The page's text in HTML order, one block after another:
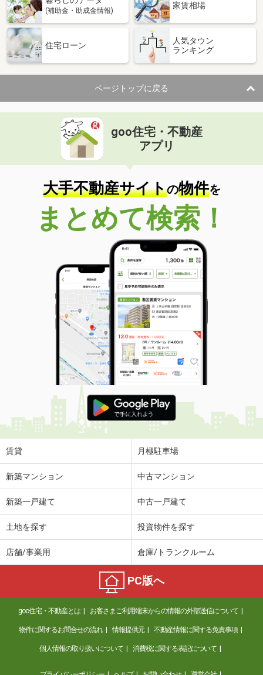
佐賀県鳥栖市田代本町
住 所
佐賀県鳥栖市田代本町
専有面積 23.18m²
間取り
1K
佐賀県鳥栖市西田町
価 格
住 所
佐賀県鳥栖市西田町
専有面積 46.49m²
間取り
1LDK
佐賀県三養基郡基山町大字宮浦
価 格
5.80万円
佐賀県三養基郡基山町大字宮浦
28.02m²
間取り
1K
佐賀県小城市三日月町樋口
価 格
6.30万円
住 所
佐賀県小城市三日月町樋口
専有面積 30.84m²
間取り
1K
佐賀県佐賀市高木瀬東２
価 格
4.30万円
住 所
佐賀県佐賀市高木瀬東２
専有面積
佐賀県佐賀市兵庫北７
5.60万円
佐賀県三養基郡基山町大字宮浦
4.80万円
住 所
佐賀県三養基郡基山町大字宮浦
専有面積 23.18m²
間取り
1K
佐賀県佐賀市兵庫北７
(補助金・助成金情報)
家賃相場
住宅ローン
人気タウン
ランキング
ページトップに戻る
goo住宅・不動産
アプリ
大手不動産サイトの物件を
まとめて検索！
賃貸 月極駐車場
新築マンション 中古マンション
新築一戸建て 中古一戸建て
土地を探す 投資物件を探す
店舗/事業用 倉庫/トランクルーム
PC版へ
goo住宅・不動産とは お客さまご利用端末からの情報の外部送信について
物件に関するお問合せの流れ 情報提供元 不動産情報に関する免責事項
個人情報の取り扱いについて 消費税に関する表記について